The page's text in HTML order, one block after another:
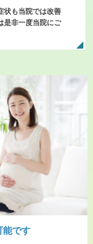
状も当院では改善
是非一度当院にご
能です